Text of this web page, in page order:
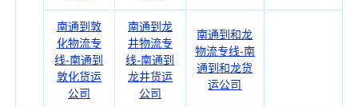
南通到敦
化物流专
线-南通到
敦化货运
公司
南通到龙
井物流专
线-南通到
龙井货运
公司
南通到和龙
物流专线-南
通到和龙货
运公司